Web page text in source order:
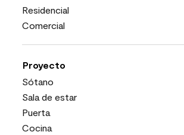
Residencial
Comercial
Proyecto
Sótano
Sala de estar
Puerta
Cocina